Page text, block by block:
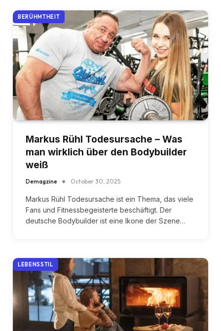
BERÜHMTHEIT
Markus Rühl Todesursache – Was
man wirklich über den Bodybuilder
weiß
Demagzine October 30, 2025
Markus Rühl Todesursache ist ein Thema, das viele
Fans und Fitnessbegeisterte beschäftigt. Der
deutsche Bodybuilder ist eine Ikone der Szene…
LEBENSSTIL